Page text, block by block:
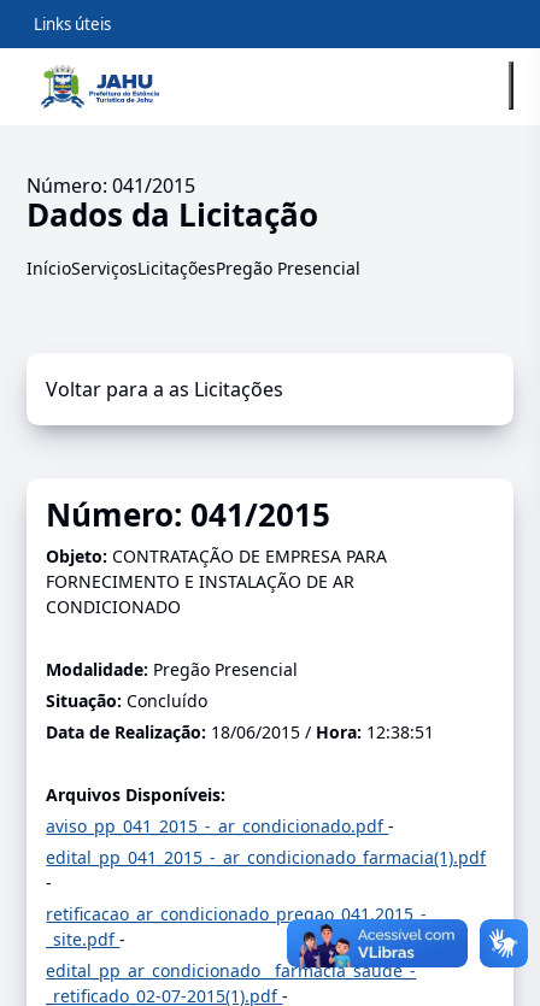
Links úteis
Número: 041/2015
Dados da Licitação
InícioServiçosLicitaçõesPregão Presencial
Voltar para a as Licitações
Número: 041/2015
Objeto:CONTRATAÇÃO DE EMPRESA PARA
FORNECIMENTO E INSTALAÇÃO DE AR
CONDICIONADO
Modalidade: Pregão Presencial
Situação:Concluído
Data de Realização: 18/06/2015 / Hora: 12:38:51
Arquivos Disponíveis:
aviso_pp_041_2015_-_ar_condicionado.pdf-
edital_pp_041_2015_-_ar_condicionado_farmacia(1).pdf
-
retificacao_ar_condicionado_pregao_041.2015_-
_site.pdf-
edital_pp_ar_condicionado__farmacia_saude_-
_retificado_02-07-2015(1).pdf-